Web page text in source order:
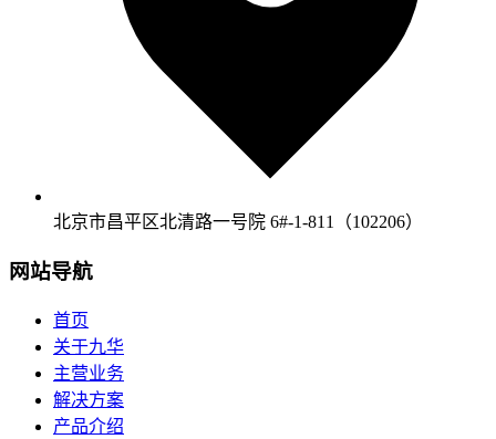
北京市昌平区北清路一号院 6#-1-811（102206）
网站导航
首页
关于九华
主营业务
解决方案
产品介绍